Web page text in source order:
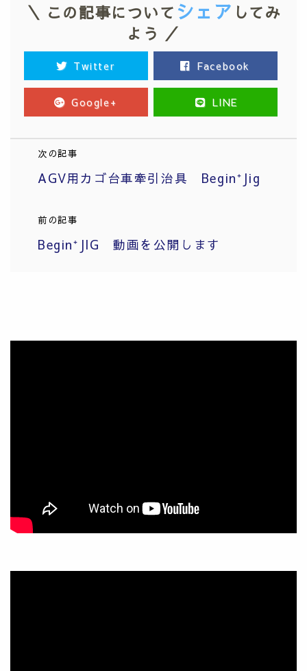
＼ この記事について シェア してみ
よう ／
Twitter Facebook
Google+ LINE
次の記事
AGV用カゴ台車牽引治具 Begin⁺Jig
前の記事
Begin⁺JIG 動画を公開します